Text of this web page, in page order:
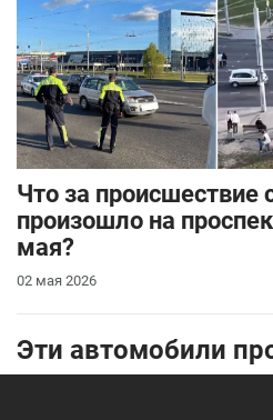
Что за происшествие
произошло на
мая?
02 мая 2026
Эти автомобили